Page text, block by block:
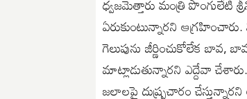
ధ్వజమెత్తారు మంత్రి
ఏరుకుంటున్నారని
గెలుపును జీర్ణించుకోలేక
మాట్లాడుతున్నారని ఎద్దేవా
జలాలపై దుష్ప్రచారం